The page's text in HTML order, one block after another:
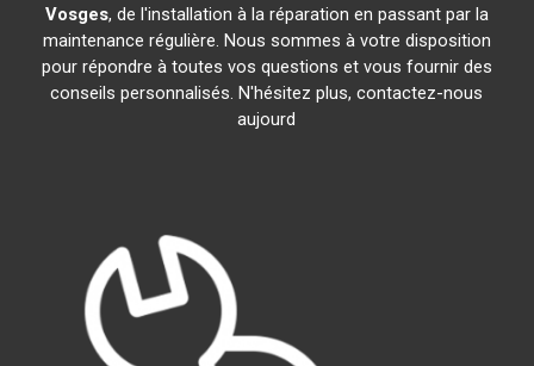
Vosges, de l'installation à la réparation en passant par la
maintenance régulière. Nous sommes à votre disposition
pour répondre à toutes vos questions et vous fournir des
conseils personnalisés. N'hésitez plus, contactez-nous
aujourd